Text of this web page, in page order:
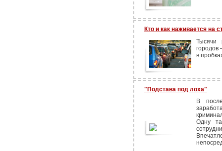
Кто и как наживается на
Тысячи
городов
в
"Подстава под лоха"
В
Одну